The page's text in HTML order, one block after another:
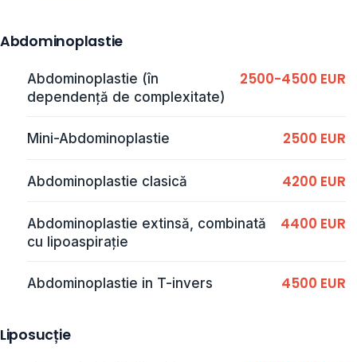
Abdominoplastie
Abdominoplastie (în
dependență de complexitate)
2500-4500 EUR
Mini-Abdominoplastie 2500 EUR
Abdominoplastie clasică 4200 EUR
Abdominoplastie extinsă, combinată
cu lipoaspirație
4400 EUR
Abdominoplastie in T-invers 4500 EUR
Liposucție